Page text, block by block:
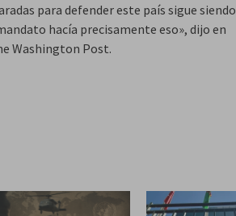
para defender este país sigue
hacía precisamente eso», dijo en
Washington Post.